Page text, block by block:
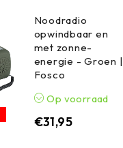
Noodradio
opwindbaar en
met zonne-
energie - Groen |
Fosco
Op voorraad
€31,95